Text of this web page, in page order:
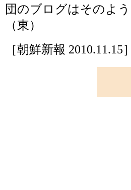
団のブログはそのよ
（東）
［朝鮮新報 2010.11.15